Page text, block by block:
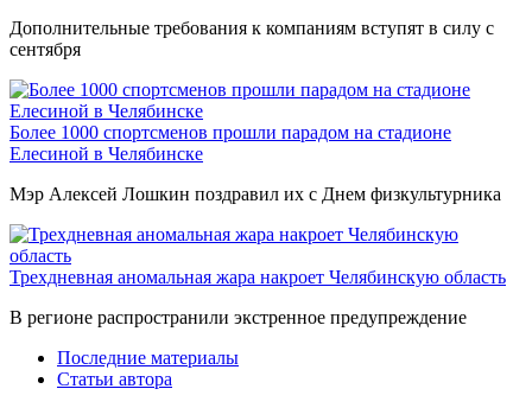
Дополнительные требования к компаниям вступят в силу с
сентября
Более 1000 спортсменов прошли парадом на стадионе
Елесиной в Челябинске
Мэр Алексей Лошкин поздравил их с Днем физкультурника
Трехдневная аномальная жара накроет Челябинскую область
В регионе распространили экстренное предупреждение
Последние материалы
Статьи автора